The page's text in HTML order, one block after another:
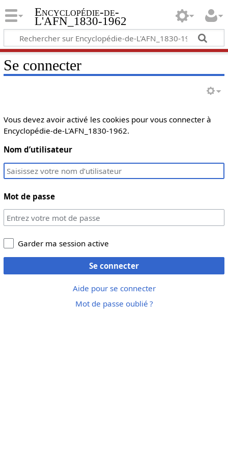
Encyclopédie-de-
L'AFN_1830-1962
Se connecter
Vous devez avoir activé les cookies pour vous connecter à
Encyclopédie-de-L'AFN_1830-1962.
Nom d’utilisateur
Mot de passe
Garder ma session active
Se connecter
Aide pour se connecter
Mot de passe oublié ?